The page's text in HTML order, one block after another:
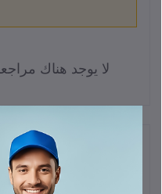
لا يوجد هناك